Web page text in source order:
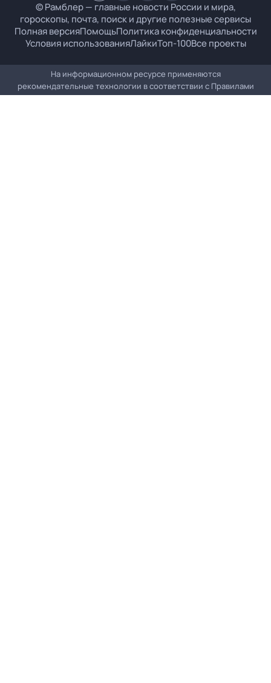
© Рамблер — главные новости России и мира,
гороскопы, почта, поиск и другие полезные сервисы
Полная версияПомощьПолитика конфиденциальности
Условия использованияЛайкиТоп-100Все проекты
На информационном ресурсе применяются
рекомендательные технологии в соответствии с Правилами